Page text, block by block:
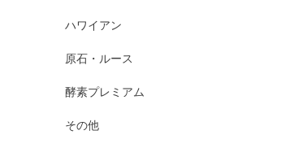
ハワイアン
原石・ルース
酵素プレミアム
その他